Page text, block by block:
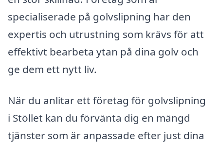
specialiserade på golvslipning har den
expertis och utrustning som krävs för att
effektivt bearbeta ytan på dina golv och
ge dem ett nytt liv.
När du anlitar ett företag för golvslipning
i Stöllet kan du förvänta dig en mängd
tjänster som är anpassade efter just dina